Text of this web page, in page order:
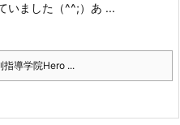
いました（^^;） あ ...
導学院Hero ...